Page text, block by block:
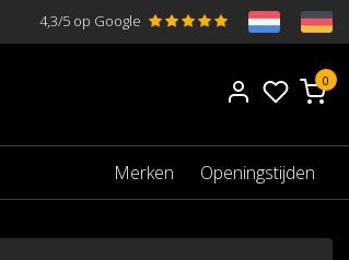
4,3/5 op Google
0
Merken Openingstijden